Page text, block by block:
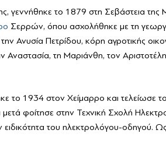
Ιστορίες
Ιστορία
το 1879 στη Σεβάστεια της
Σερρών, όπου ασχολήθηκε με τη
Ανυσία Πετρίδου, κόρη αγροτικής
Αναστασία, τη Μαριάνθη, τον
1934 στον Χείμαρρο και τελείωσε
φοίτησε στην Τεχνική Σχολή
του ηλεκτρολόγου-οδηγού.